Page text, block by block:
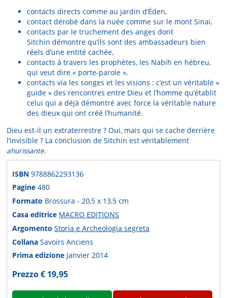
contacts directs comme au jardin d’Éden,
contact dérobé dans la nuée comme sur le mont Sinaï,
contacts par le truchement des anges dont
Sitchin démontre qu’ils sont des ambassadeurs bien
réels d’une entité cachée,
contacts à travers les prophètes, les Nabih en hébreu,
qui veut dire « porte-parole »,
contacts via les songes et les visions : c’est un véritable «
guide » des rencontres entre Dieu et l’homme qu’établit
celui qui a déjà démontré avec force la véritable nature
des dieux qui ont créé l’humanité.
Dieu est-il un extraterrestre ? Oui, mais qui se cache derrière
l’invisible ? La conclusion de Sitchin est véritablement
ahurissante.
ISBN9788862293136
Pagine480
Formato Brossura - 20,5 x 13,5 cm
Casa editrice MACRO EDITIONS
ArgomentoStoria e Archeologia segreta
CollanaSavoirs Anciens
Prima edizione janvier 2014
Prezzo € 19,95